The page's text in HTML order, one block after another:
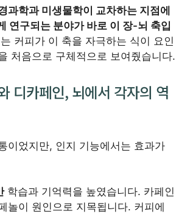
과학과 미생물학이 교차하는 지점에
연구되는 분야가 바로 이 장-뇌 축입
커피가 이 축을 자극하는 식이 요인
처음으로 구체적으로 보여줬습니다.
디카페인, 뇌에서 각자의 역
이었지만, 인지 기능에서는 효과가
학습과 기억력을 높였습니다. 카페인
놀이 원인으로 지목됩니다. 커피에